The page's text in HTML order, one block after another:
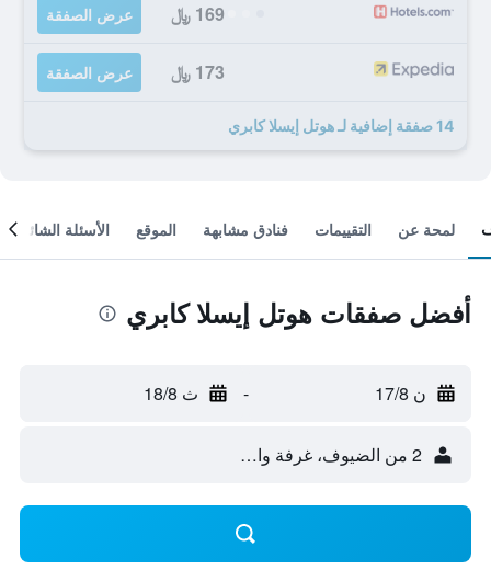
169 ﷼ عرض الصفقة
173 ﷼ عرض الصفقة
14 صفقة إضافية لـ هوتل إيسلا كابري
لمحة عن التقييمات فنادق مشابهة الموقع الأسئلة الشائعة
أفضل صفقات هوتل إيسلا كابري
ن 17/8 - ث 18/8
2 من الضيوف، غرفة واحدة